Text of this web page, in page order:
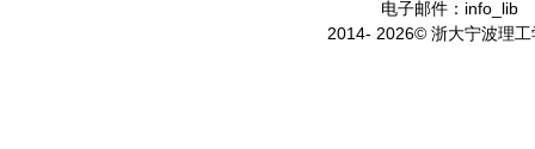
电子邮件：info_lib
2014- 2026© 浙大宁波理工